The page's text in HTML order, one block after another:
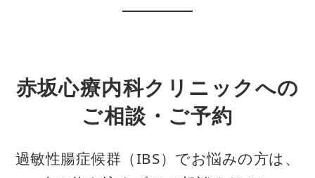
赤坂心療内科クリニックへの
ご相談・ご予約
過敏性腸症候群（IBS）でお悩みの方は、